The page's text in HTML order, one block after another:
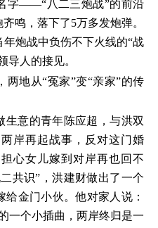
字——“八二三炮战”的前沿
鸣，落下了5万多发炮弹。
炮战中负伤不下火线的“战
导人的接见。
两地从“冤家”变“亲家”的传
生意的青年陈应超，与洪双
岸再起战事，反对这门婚
心女儿嫁到对岸再也回不
共识”，洪建财做出了一个
金门小伙。他对家人说：
一个小插曲，两岸终归是一